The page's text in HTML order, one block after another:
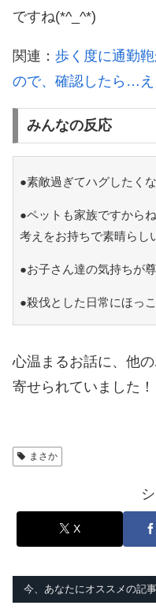
ですね(*^_^*)
関連： 歩く度に通勤
ので、確認したら…え
みんなの反応
●素敵過ぎてハグしたく
●ペットも家族ですから
考えをお持ちで素晴らし
●お子さん達の気持ちが
●殺伐とした日常にほっ
心温まるお話に、他
寄せられていました！
まさか
X
今、あなたにオススメの記事